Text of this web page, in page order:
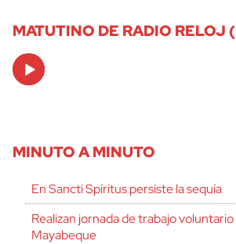
MATUTINO DE RADIO RELOJ
Audio
Player
MINUTO A MINUTO
En Sancti Spíritus persiste la sequía
Realizan jornada de trabajo voluntario
Mayabeque